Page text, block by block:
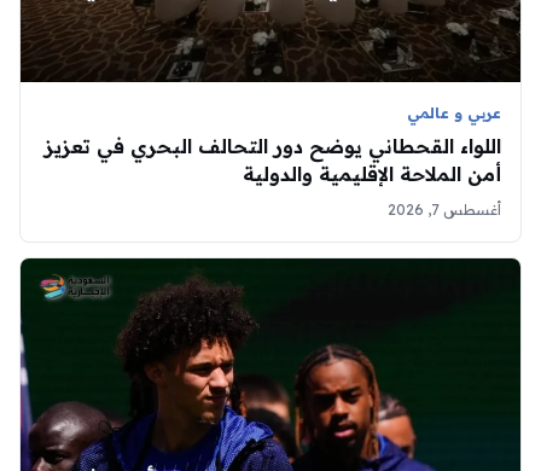
عربي و عالمي
اللواء القحطاني يوضح دور التحالف البحري في تعزيز
أمن الملاحة الإقليمية والدولية
أغسطس 7, 2026